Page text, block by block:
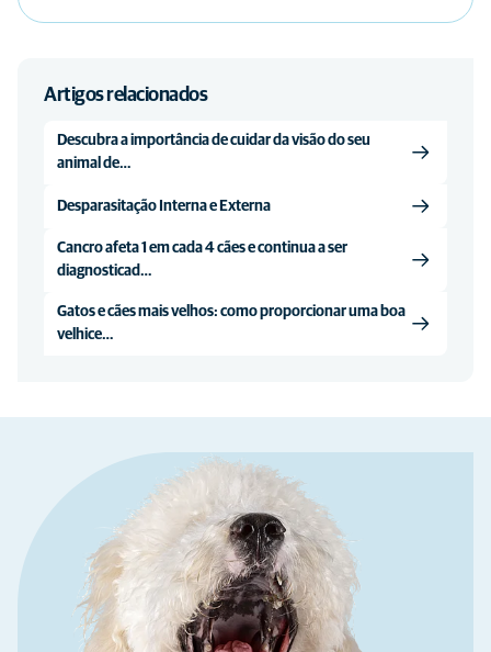
Artigos relacionados
Descubra a importância de cuidar da visão do seu
animal de…
Desparasitação Interna e Externa
Cancro afeta 1 em cada 4 cães e continua a ser
diagnosticad…
Gatos e cães mais velhos: como proporcionar uma boa
velhice…